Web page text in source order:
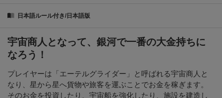
日本語ルール付き/日本語版
宇宙商人となって、銀河で一番の大金持ちに
なろう！
プレイヤーは「エーテルグライダー」と呼ばれる宇宙商人と
なり、星から星へ貨物や旅客を運ぶことでお金を稼ぎます。
そのお金を投資したり、宇宙船を強化したり、施設を建造し